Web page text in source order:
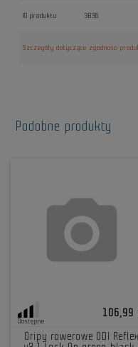
ID produktu 3836
Szczegóły dotyczące zgodności
Podobne produkty
Dostępne
106,99
Gripy rowerowe ODI Reflex